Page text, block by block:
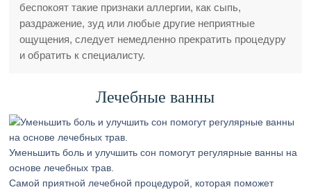
беспокоят такие признаки аллергии, как сыпь,
раздражение, зуд или любые другие неприятные
ощущения, следует немедленно прекратить процедуру
и обратить к специалисту.
Лечебные ванны
Уменьшить боль и улучшить сон помогут регулярные ванны на
основе лечебных трав.
Самой приятной лечебной процедурой, которая поможет